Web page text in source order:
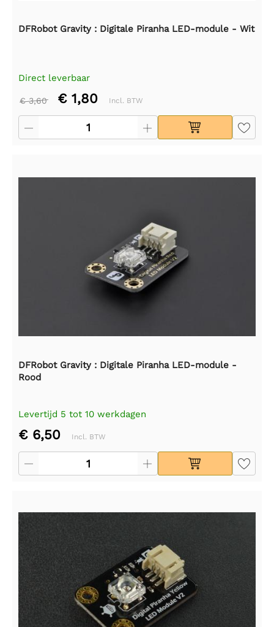
DFRobot Gravity : Digitale Piranha LED-module - Wit
Direct leverbaar
€ 3,60 € 1,80 Incl. BTW
DFRobot Gravity : Digitale Piranha LED-module -
Rood
Levertijd 5 tot 10 werkdagen
€ 6,50 Incl. BTW